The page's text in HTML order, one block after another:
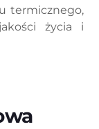
termicznego,
życia i